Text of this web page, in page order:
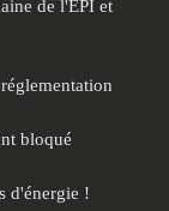
de l'EPI et
bloqué
d'énergie !